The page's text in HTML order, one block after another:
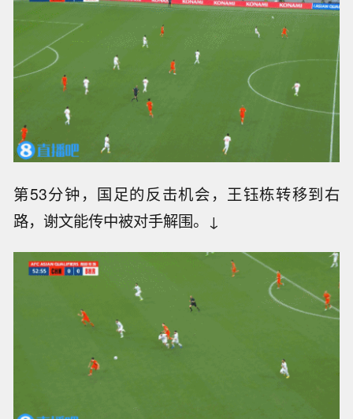
第49分钟，王钰栋横向转移，杨泽翔传球失误送
出球权。↓
第53分钟，国足的反击机会，王钰栋转移到右
路，谢文能传中被对手解围。↓